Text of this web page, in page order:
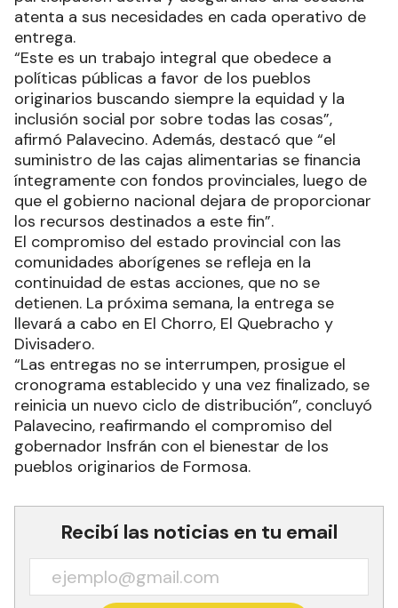
atenta a sus necesidades en cada operativo de
entrega.
“Este es un trabajo integral que obedece a
políticas públicas a favor de los pueblos
originarios buscando siempre la equidad y la
inclusión social por sobre todas las cosas”,
afirmó Palavecino. Además, destacó que “el
suministro de las cajas alimentarias se financia
íntegramente con fondos provinciales, luego de
que el gobierno nacional dejara de proporcionar
los recursos destinados a este fin”.
El compromiso del estado provincial con las
comunidades aborígenes se refleja en la
continuidad de estas acciones, que no se
detienen. La próxima semana, la entrega se
llevará a cabo en El Chorro, El Quebracho y
Divisadero.
“Las entregas no se interrumpen, prosigue el
cronograma establecido y una vez finalizado, se
reinicia un nuevo ciclo de distribución”, concluyó
Palavecino, reafirmando el compromiso del
gobernador Insfrán con el bienestar de los
pueblos originarios de Formosa.
Recibí las noticias en tu email